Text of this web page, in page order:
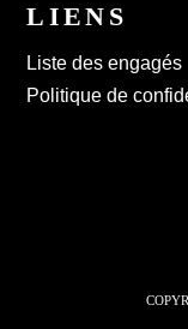
LIENS
Liste des engagés
Politique de